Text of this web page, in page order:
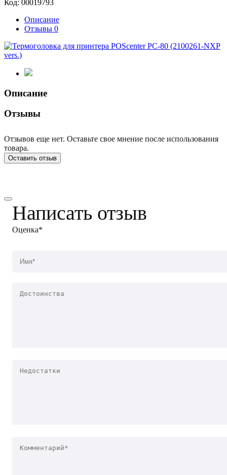
Код: 00019793
Описание
Отзывы 0
Описание
Отзывы
Отзывов еще нет. Оставьте свое мнение после использования
товара.
Оставить отзыв
Написать отзыв
Оценка*